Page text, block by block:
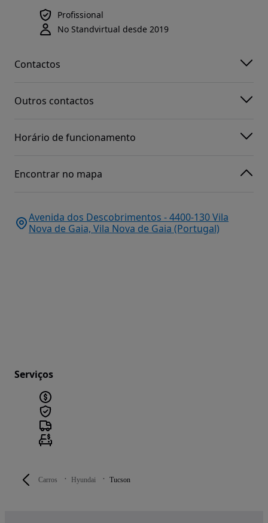
Carros Hyundai Tucson
Profissional
No Standvirtual desde 2019
Contactos
Outros contactos
Horário de funcionamento
Encontrar no mapa
Avenida dos Descobrimentos - 4400-130 Vila
Nova de Gaia, Vila Nova de Gaia (Portugal)
Serviços